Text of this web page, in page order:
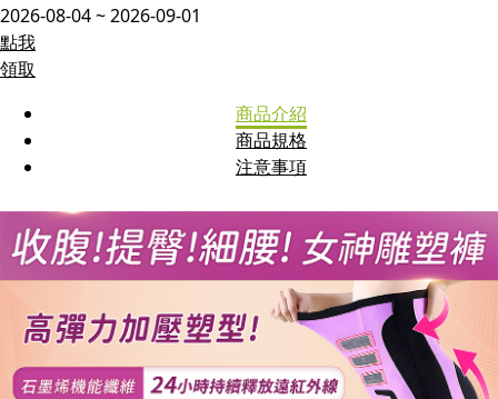
2026-08-04 ~ 2026-09-01
點我
領取
商品介紹
商品規格
注意事項